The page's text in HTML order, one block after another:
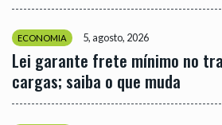
ECONOMIA 5, agosto, 2026
Lei garante frete mínimo no
cargas; saiba o que muda